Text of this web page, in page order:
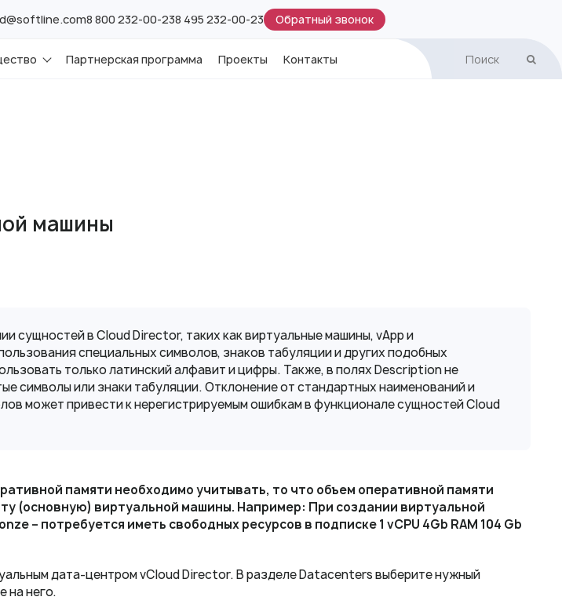
8 800 232-00-238 495 232-00-23 Обратный звонок
Партнерская программа Проекты Контакты
машины
сущностей в Cloud Director, таких как виртуальные машины, vApp и
специальных символов, знаков табуляции и других подобных
только латинский алфавит и цифры. Также, в полях Description не
символы или знаки табуляции. Отклонение от стандартных наименований и
может привести к нерегистрируемым ошибкам в функционале сущностей Cloud
памяти необходимо учитывать, то что объем оперативной памяти
(основную) виртуальной машины. Например: При создании виртуальной
– потребуется иметь свободных ресурсов в подписке 1 vCPU 4Gb RAM 104 Gb
дата-центром vCloud Director. В разделе Datacenters выберите нужный
на него.